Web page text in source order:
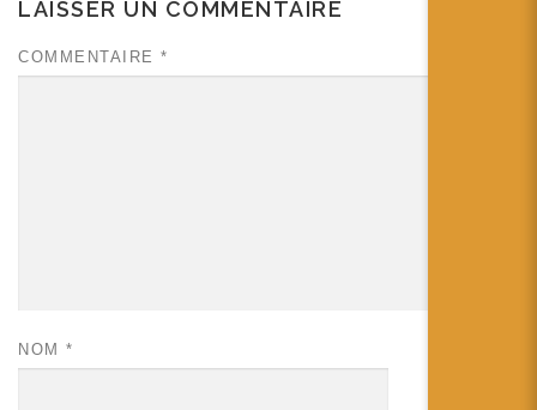
LAISSER UN COMMENTAIRE
COMMENTAIRE *
NOM *